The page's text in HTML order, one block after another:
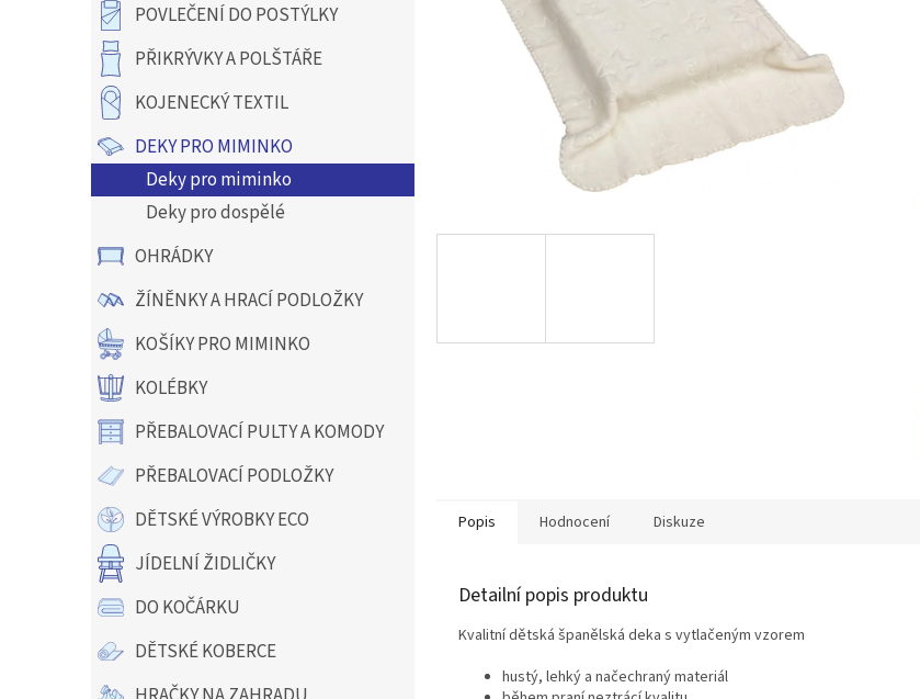
n
POVLEČENÍ DO POSTÝLKY
PŘIKRÝVKY A POLŠTÁŘE
KOJENECKÝ TEXTIL
DEKY PRO MIMINKO
Deky pro miminko
Deky pro dospělé
OHRÁDKY
ŽÍNĚNKY A HRACÍ PODLOŽKY
KOŠÍKY PRO MIMINKO
KOLÉBKY
PŘEBALOVACÍ PULTY A KOMODY
PŘEBALOVACÍ PODLOŽKY
DĚTSKÉ VÝROBKY ECO
JÍDELNÍ ŽIDLIČKY
DO KOČÁRKU
DĚTSKÉ KOBERCE
Popis Hodnocení Diskuze
Detailní popis produktu
Kvalitní dětská španělská deka s vytlačeným vzorem
hustý, lehký a načechraný materiál